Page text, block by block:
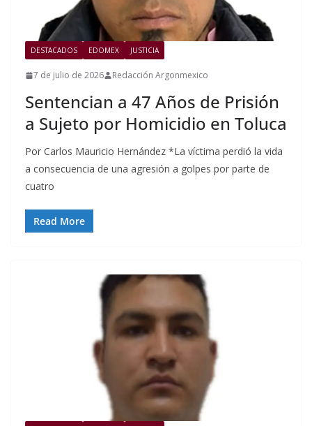
DESTACADOS EDOMEX JUSTICIA
7 de julio de 2026 Redacción Argonmexico
Sentencian a 47 Años de Prisión
a Sujeto por Homicidio en Toluca
Por Carlos Mauricio Hernández *La víctima perdió la vida
a consecuencia de una agresión a golpes por parte de
cuatro
Read More